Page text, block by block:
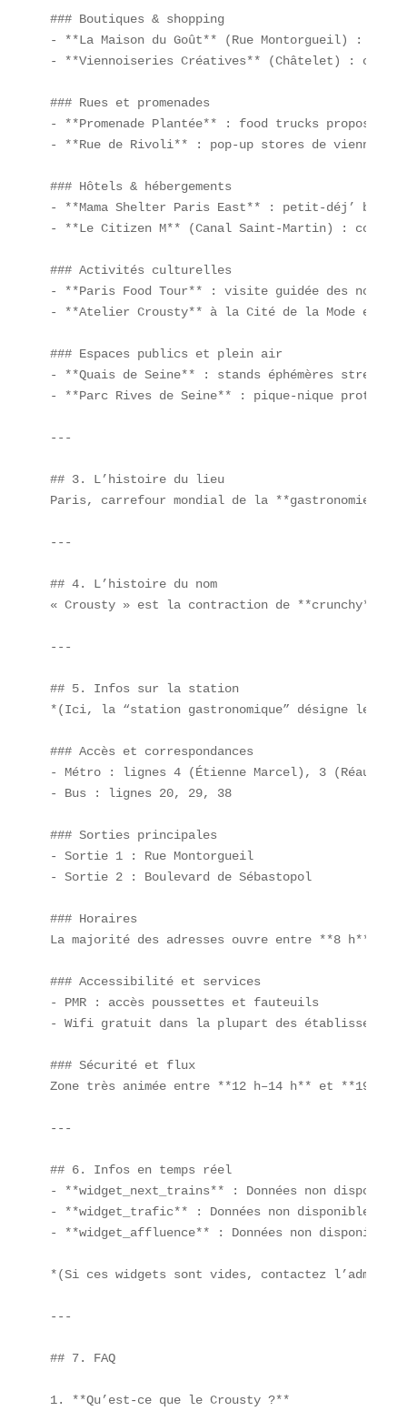
### Boutiques & shopping
- **La Maison du Goût** (Rue Montorgueil) :
- **Viennoiseries Créatives** (Châtelet) :
### Rues et promenades
- **Promenade Plantée** : food trucks
- **Rue de Rivoli** : pop-up stores de
### Hôtels & hébergements
- **Mama Shelter Paris East** : petit-déj’
- **Le Citizen M** (Canal Saint-Martin) : corner
### Activités culturelles
- **Paris Food Tour** : visite guidée des
- **Atelier Crousty** à la Cité de la Mode et du
### Espaces publics et plein air
- **Quais de Seine** : stands éphémères street
- **Parc Rives de Seine** : pique-nique protéiné
---
## 3. L’histoire du lieu
Paris, carrefour mondial de la **gastronomie
---
## 4. L’histoire du nom
« Crousty » est la contraction de **crunchy**
---
## 5. Infos sur la station
*(Ici, la “station gastronomique” désigne le
### Accès et correspondances
- Métro : lignes 4 (Étienne Marcel), 3
- Bus : lignes 20, 29, 38
### Sorties principales
- Sortie 1 : Rue Montorgueil
- Sortie 2 : Boulevard de Sébastopol
### Horaires
La majorité des adresses ouvre entre **8 h**
### Accessibilité et services
- PMR : accès poussettes et fauteuils
- Wifi gratuit dans la plupart des établissements
### Sécurité et flux
Zone très animée entre **12 h–14 h** et **19
---
## 6. Infos en temps réel
- **widget_next_trains** : Données non
- **widget_trafic** : Données non disponibles
- **widget_affluence** : Données non
*(Si ces widgets sont vides, contactez
---
## 7. FAQ
1. **Qu’est-ce que le Crousty ?**